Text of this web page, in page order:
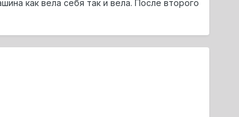
как вела себя так и вела. После второго